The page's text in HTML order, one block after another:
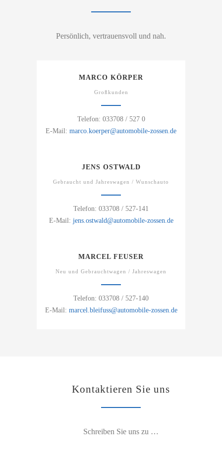
Persönlich, vertrauensvoll und nah.
MARCO KÖRPER
Großkunden
Telefon: 033708 / 527 0
E-Mail: marco.koerper@automobile-zossen.de
JENS OSTWALD
Gebraucht und Jahreswagen / Wunschauto
Telefon: 033708 / 527-141
E-Mail: jens.ostwald@automobile-zossen.de
MARCEL FEUSER
Neu und Gebrauchtwagen / Jahreswagen
Telefon: 033708 / 527-140
E-Mail: marcel.bleifuss@automobile-zossen.de
Kontaktieren Sie uns
Schreiben Sie uns zu …